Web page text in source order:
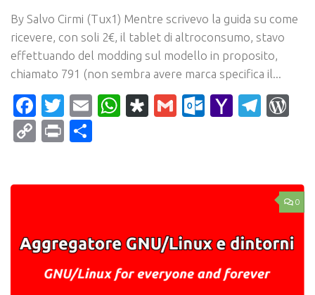
By Salvo Cirmi (Tux1) Mentre scrivevo la guida su come
ricevere, con soli 2€, il tablet di altroconsumo, stavo
effettuando del modding sul modello in proposito,
chiamato 791 (non sembra avere marca specifica il...
Facebook
Twitter
EmailWhatsApp
Diaspora
Gmail Yahoo
CopyPrint
0